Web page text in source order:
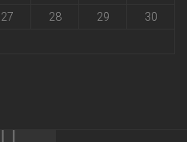
27 28 29
30